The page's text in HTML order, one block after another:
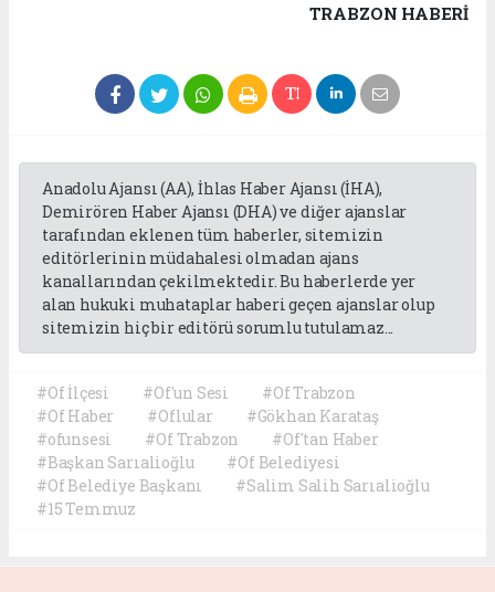
TRABZON HABERİ
Anadolu Ajansı (AA), İhlas Haber Ajansı (İHA),
Demirören Haber Ajansı (DHA) ve diğer ajanslar
tarafından eklenen tüm haberler, sitemizin
editörlerinin müdahalesi olmadan ajans
kanallarından çekilmektedir. Bu haberlerde yer
alan hukuki muhataplar haberi geçen ajanslar olup
sitemizin hiç bir editörü sorumlu tutulamaz...
#Of İlçesi #Of'un Sesi
#Of Trabzon
#Of Haber
#Oflular
#Gökhan Karataş
#ofunsesi
#Of Trabzon
#Of'tan Haber
#Başkan Sarıalioğlu
#Of Belediyesi
#Of Belediye Başkanı
#Salim Salih Sarıalioğlu
#15 Temmuz